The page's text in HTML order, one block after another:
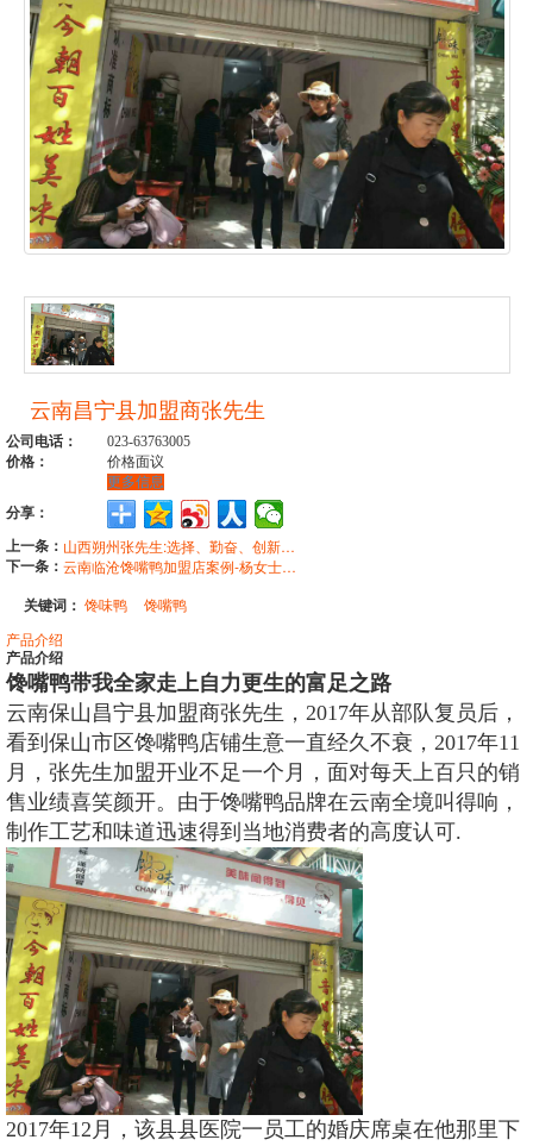
云南昌宁县加盟商张先生
公司电话：
023-63763005
价格：
价格面议
更多信息
分享：
上一条： 山西朔州张先生:选择、勤奋、创新获得丰厚的经济效益
下一条： 云南临沧馋嘴鸭加盟店案例-杨女士及其老公
关键词： 馋味鸭 馋嘴鸭
产品介绍
产品介绍
馋嘴鸭带我全家走上自力更生的富足之路
云南保山昌宁县加盟商张先生，2017年从部队复员后，
看到保山市区馋嘴鸭店铺生意一直经久不衰，2017年11
月，张先生加盟开业不足一个月，面对每天上百只的销
售业绩喜笑颜开。由于馋嘴鸭品牌在云南全境叫得响，
制作工艺和味道迅速得到当地消费者的高度认可.
2017年12月，该县县医院一员工的婚庆席桌在他那里下